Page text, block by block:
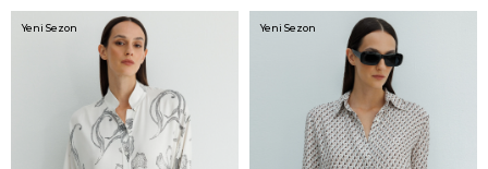
Yeni Sezon Yeni Sezon